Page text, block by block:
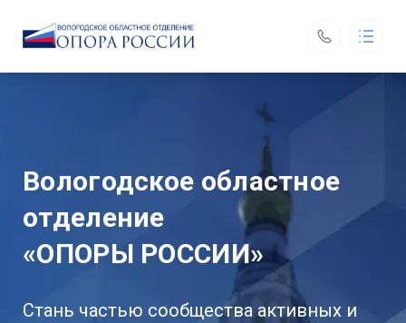
Деятельность
Вологодское областное отделение «ОПОРЫ РОССИИ»
160002, г. Вологда, ул. Гагарина, д. 26
с 9:00 до 17:00
выходной: сб, вс
Вологодское областное
отделение
«ОПОРЫ РОССИИ»
Стань частью сообщества активных и